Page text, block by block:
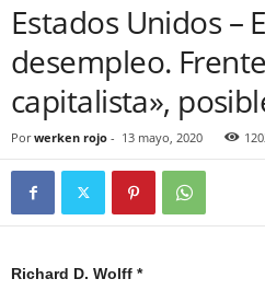
Estados Unidos –
desempleo.
capitalista»,
Por werken rojo - 13 mayo, 2020
Richard D. Wolff *